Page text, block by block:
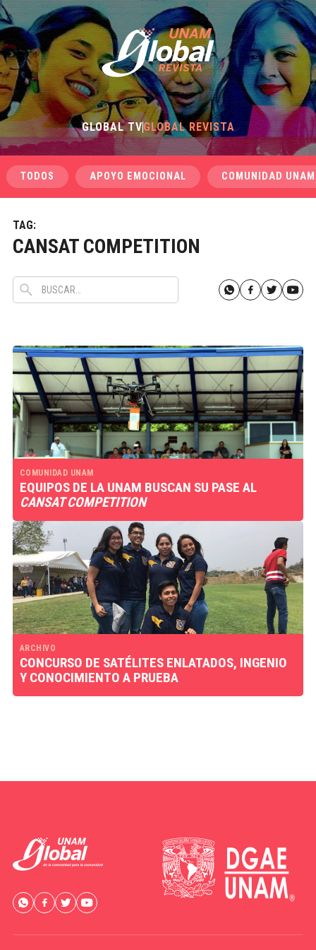
GLOBAL TVGLOBAL REVISTA
TODOS APOYO EMOCIONAL COMUNIDAD UNAM
TAG:
CANSAT COMPETITION
COMUNIDAD UNAM
EQUIPOS DE LA UNAM BUSCAN SU PASE AL
CANSAT COMPETITION
ARCHIVO
CONCURSO DE SATÉLITES ENLATADOS, INGENIO
Y CONOCIMIENTO A PRUEBA